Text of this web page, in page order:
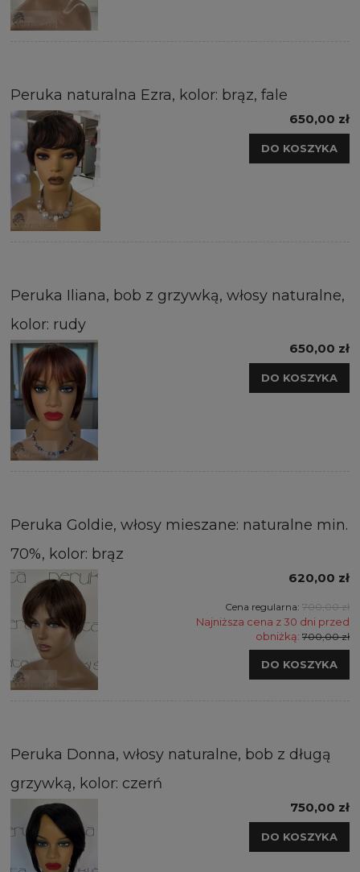
Peruka naturalna Ezra, kolor: brąz, fale
650,00 zł
DO KOSZYKA
Peruka Iliana, bob z grzywką, włosy naturalne,
kolor: rudy
650,00 zł
DO KOSZYKA
Peruka Goldie, włosy mieszane: naturalne min.
70%, kolor: brąz
620,00 zł
Cena regularna: 700,00 zł
Najniższa cena z 30 dni przed
obniżką: 700,00 zł
DO KOSZYKA
Peruka Donna, włosy naturalne, bob z długą
grzywką, kolor: czerń
750,00 zł
DO KOSZYKA